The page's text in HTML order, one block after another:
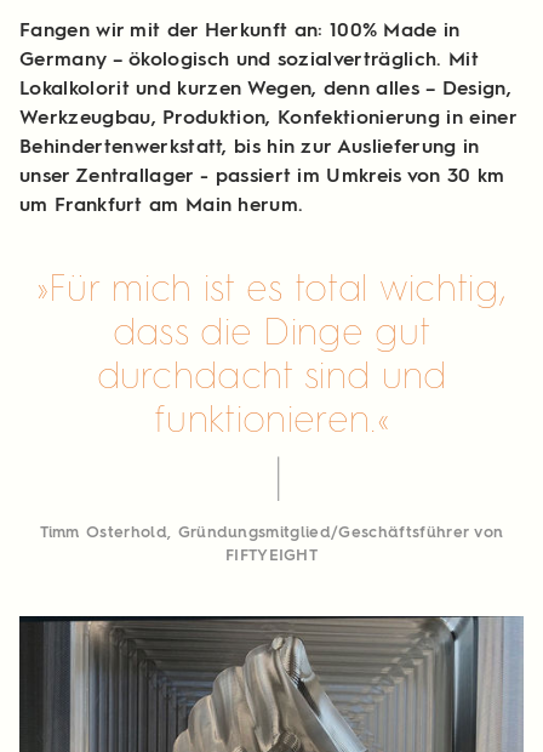
Fangen wir mit der Herkunft an: 100% Made in
Germany – ökologisch und sozialverträglich. Mit
Lokalkolorit und kurzen Wegen, denn alles – Design,
Werkzeugbau, Produktion, Konfektionierung in einer
Behindertenwerkstatt, bis hin zur Auslieferung in
unser Zentrallager - passiert im Umkreis von 30 km
um Frankfurt am Main herum.
Für mich ist es total wichtig,
dass die Dinge gut
durchdacht sind und
funktionieren.
Timm Osterhold, Gründungsmitglied/Geschäftsführer von
FIFTYEIGHT